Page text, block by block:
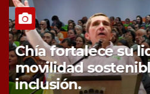
Chía fortalece la
sus fuentes
compra de tres